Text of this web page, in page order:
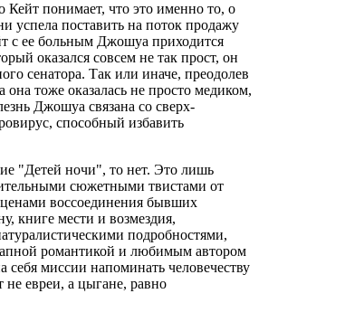
Кейт понимает, что это именно то, о
успела поставить на поток продажу
с ее больным Джошуа приходится
оказался совсем не так прост, он
сенатора. Так или иначе, преодолев
тоже оказалась не просто медиком,
Джошуа связана со сверх-
способный избавить
"Детей ночи", то нет. Это лишь
сюжетными твистами от
воссоединения бывших
книге мести и возмездия,
подробностями,
романтикой и любимым автором
миссии напоминать человечеству
не евреи, а цыгане, равно